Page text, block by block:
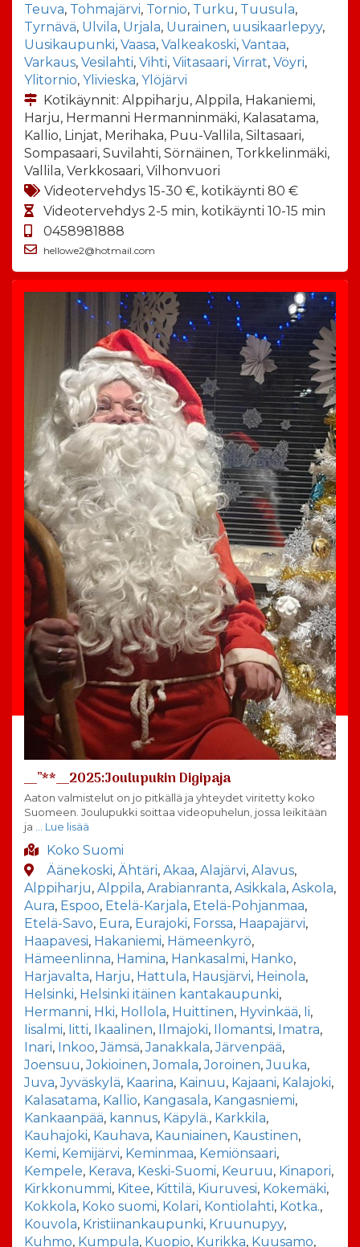
Teuva, Tohmajärvi, Tornio, Turku, Tuusula,
Tyrnävä, Ulvila, Urjala, Uurainen, uusikaarlepyy,
Uusikaupunki, Vaasa, Valkeakoski, Vantaa,
Varkaus, Vesilahti, Vihti, Viitasaari, Virrat, Vöyri,
Ylitornio, Ylivieska, Ylöjärvi
Kotikäynnit: Alppiharju, Alppila, Hakaniemi,
Harju, Hermanni Hermanninmäki, Kalasatama,
Kallio, Linjat, Merihaka, Puu-Vallila, Siltasaari,
Sompasaari, Suvilahti, Sörnäinen, Torkkelinmäki,
Vallila, Verkkosaari, Vilhonvuori
Videotervehdys 15-30 €, kotikäynti 80 €
Videotervehdys 2-5 min, kotikäynti 10-15 min
0458981888
hellowe2@hotmail.com
__”**__2025:Joulupukin Digipaja
Aaton valmistelut on jo pitkällä ja yhteydet viritetty koko
Suomeen. Joulupukki soittaa videopuhelun, jossa leikitään
ja … Lue lisää
Koko Suomi
Äänekoski, Ähtäri, Akaa, Alajärvi, Alavus,
Alppiharju, Alppila, Arabianranta, Asikkala, Askola,
Aura, Espoo, Etelä-Karjala, Etelä-Pohjanmaa,
Etelä-Savo, Eura, Eurajoki, Forssa, Haapajärvi,
Haapavesi, Hakaniemi, Hämeenkyrö,
Hämeenlinna, Hamina, Hankasalmi, Hanko,
Harjavalta, Harju, Hattula, Hausjärvi, Heinola,
Helsinki, Helsinki itäinen kantakaupunki,
Hermanni, Hki, Hollola, Huittinen, Hyvinkää, Ii,
Iisalmi, Iitti, Ikaalinen, Ilmajoki, Ilomantsi, Imatra,
Inari, Inkoo,Jämsä,Janakkala,Järvenpää,
Joensuu,Jokioinen,Jomala,Joroinen,Juuka,
Juva,Jyväskylä, Kaarina, Kainuu, Kajaani, Kalajoki,
Kalasatama, Kallio, Kangasala, Kangasniemi,
Kankaanpää, kannus, Käpylä., Karkkila,
Kauhajoki, Kauhava, Kauniainen, Kaustinen,
Kemi, Kemijärvi, Keminmaa, Kemiönsaari,
Kempele, Kerava, Keski-Suomi, Keuruu, Kinapori,
Kirkkonummi, Kitee, Kittilä, Kiuruvesi, Kokemäki,
Kokkola, Koko suomi, Kolari, Kontiolahti, Kotka.,
Kouvola, Kristiinankaupunki, Kruunupyy,
Kuhmo, Kumpula, Kuopio, Kurikka, Kuusamo,